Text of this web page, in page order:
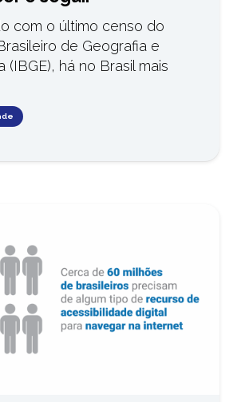
com o último censo do
de Geografia e
(IBGE), há no Brasil mais